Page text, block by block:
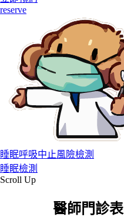
reserve
睡眠呼吸中止風險檢測
睡眠檢測
Scroll Up
醫師門診表